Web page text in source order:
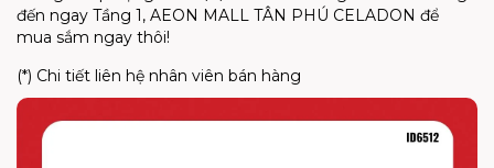
đến ngay Tầng 1, AEON MALL TÂN PHÚ CELADON để
mua sắm ngay thôi!
(*) Chi tiết liên hệ nhân viên bán hàng